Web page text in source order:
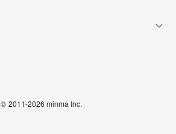
© 2011-2026 minma Inc.